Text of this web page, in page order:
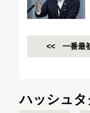
一番最
ハッシュタ